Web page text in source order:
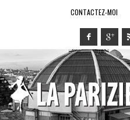
CONTACTEZ-MOI